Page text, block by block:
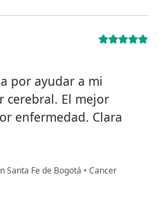
por ayudar a mi
cerebral. El mejor
enfermedad. Clara
Santa Fe de Bogotá • Cancer